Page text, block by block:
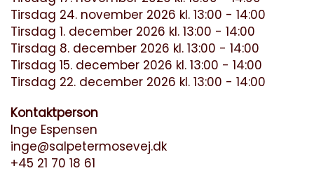
Tirsdag 24. november 2026 kl. 13:00 - 14:00
Tirsdag 1. december 2026 kl. 13:00 - 14:00
Tirsdag 8. december 2026 kl. 13:00 - 14:00
Tirsdag 15. december 2026 kl. 13:00 - 14:00
Tirsdag 22. december 2026 kl. 13:00 - 14:00
Kontaktperson
Inge Espensen
inge@salpetermosevej.dk
+45 21 70 18 61